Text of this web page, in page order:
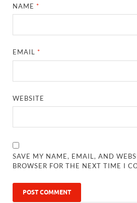
NAME*
EMAIL*
WEBSITE
SAVE MY NAME, EMAIL, AND
BROWSER FOR THE NEXT TIME I